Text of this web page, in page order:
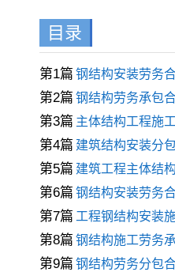
目录
第1篇 钢结构安装劳务
第2篇 钢结构劳务承包
第3篇 主体结构工程施
第4篇 建筑结构安装分
第5篇 建筑工程主体结
第6篇 钢结构安装劳务
第7篇 工程钢结构安装
第8篇 钢结构施工劳务
第9篇 钢结构劳务分包